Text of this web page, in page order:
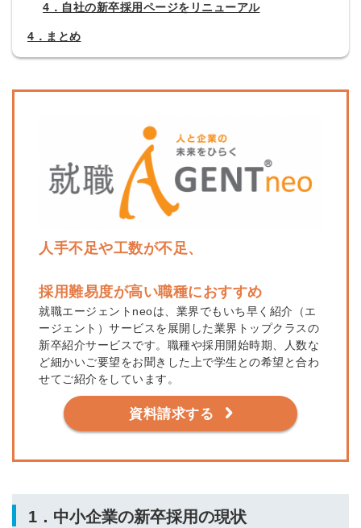
4．自社の新卒採用ページをリニューアル
4．まとめ
人手不足や工数が不足、
採用難易度が高い職種におすすめ
就職エージェントneoは、業界でもいち早く紹介（エ
ージェント）サービスを展開した業界トップクラスの
新卒紹介サービスです。 職種や採用開始時期、人数な
ど細かいご要望をお聞きした上で学生との希望と合わ
せてご紹介をしています。
資料請求する
1．中小企業の新卒採用の現状